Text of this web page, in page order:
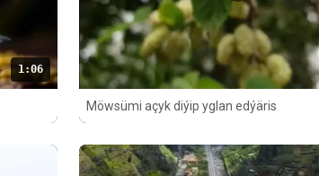
1:06
Möwsümi açyk diýip yglan edýäris